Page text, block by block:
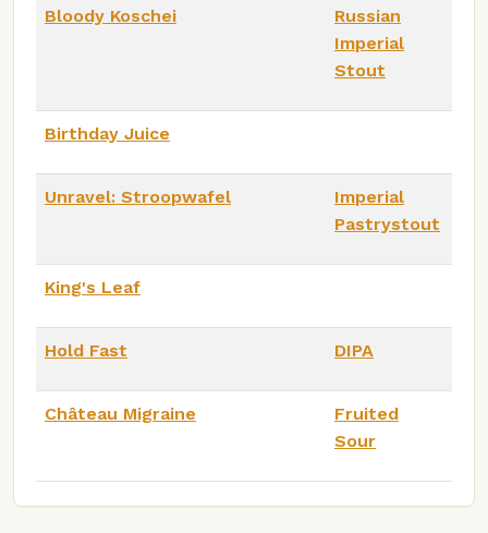
Bloody Koschei
Russian
Imperial
Stout
Birthday Juice
Unravel: Stroopwafel
Imperial
Pastrystout
King's Leaf
Hold Fast DIPA
Château Migraine
Fruited
Sour